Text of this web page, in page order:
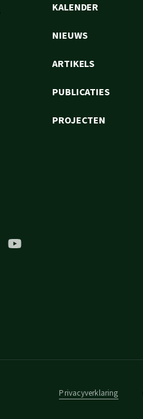
KALENDER
NIEUWS
ARTIKELS
PUBLICATIES
PROJECTEN
Privacyverklaring